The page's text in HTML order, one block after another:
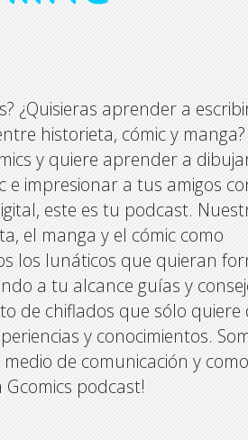
¿Quisieras aprender a
historieta, cómic y manga?
y quiere aprender a
impresionar a tus amigos
este es tu podcast.
el manga y el cómic como
los lunáticos que quieran
a tu alcance guías y
de chiflados que sólo quiere
y conocimientos.
de comunicación y como
Gcomics podcast!